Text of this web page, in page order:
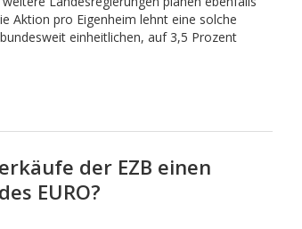
Aktion pro Eigenheim lehnt eine solche
einheitlichen, auf 3,5 Prozent
der EZB einen
EURO?